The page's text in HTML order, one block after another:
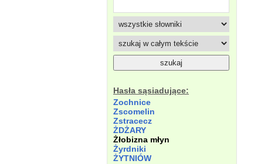
Hasła sąsiadujące:
Zochnice
Zscomelin
Zstracecz
ŻDŻARY
Żłobizna młyn
Żyrdniki
ŻYTNIÓW